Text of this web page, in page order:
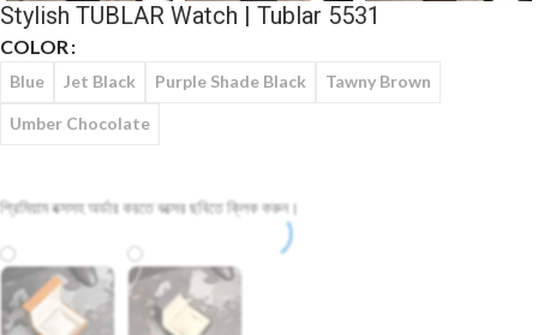
Stylish TUBLAR Watch | Tublar 5531
COLOR
Blue Jet Black Purple Shade Black Tawny Brown
Umber Chocolate
প্রিমিয়াম বক্সসহ অর্ডার করতে বক্সের ছবিতে ক্লিক করুন।